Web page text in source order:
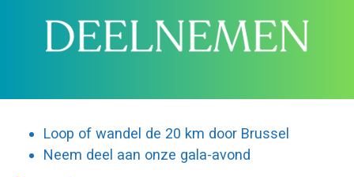
Loop of wandel de 20 km door Brussel
Neem deel aan onze gala-avond